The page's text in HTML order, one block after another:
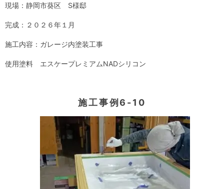
現場：静岡市葵区 S様邸
完成：２０２６年１月
施工内容：ガレージ内塗装工事
使用塗料 エスケープレミアムNADシリコン
施工事例6-10